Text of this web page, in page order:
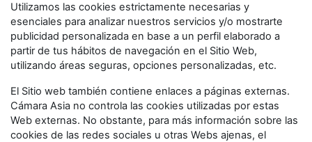
Utilizamos las cookies estrictamente necesarias y
esenciales para analizar nuestros servicios y/o mostrarte
publicidad personalizada en base a un perfil elaborado a
partir de tus hábitos de navegación en el Sitio Web,
utilizando áreas seguras, opciones personalizadas, etc.
El Sitio web también contiene enlaces a páginas externas.
Cámara Asia no controla las cookies utilizadas por estas
Web externas. No obstante, para más información sobre las
cookies de las redes sociales u otras Webs ajenas, el